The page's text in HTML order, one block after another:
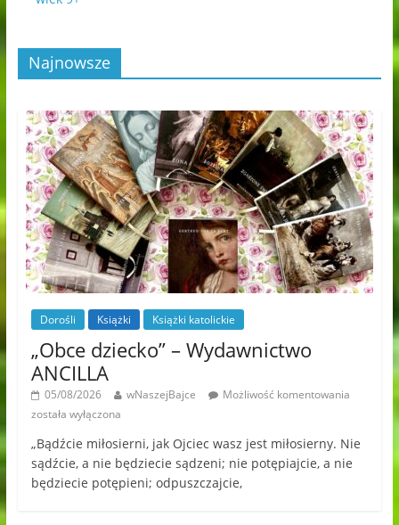
Najnowsze
Dorośli Książki Książki katolickie
„Obce dziecko” – Wydawnictwo
ANCILLA
05/08/2026 wNaszejBajce
Możliwość komentowania
została wyłączona
„Bądźcie miłosierni, jak Ojciec wasz jest miłosierny. Nie
sądźcie, a nie będziecie sądzeni; nie potępiajcie, a nie
będziecie potępieni; odpuszczajcie,